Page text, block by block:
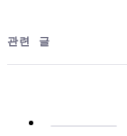
관련 글